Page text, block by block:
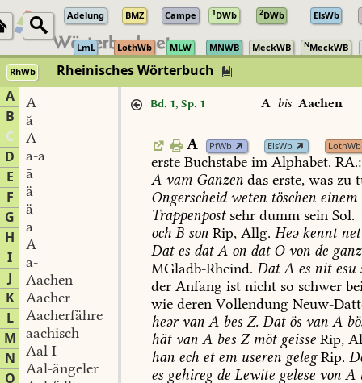
Adelung BMZ Campe 1DWb 2DWb ElsWb
LmL LothWb MLW MNWB MeckWB NMeckWB
RhWb
Rheinisches Wörterbuch
A
B
C
D
E
F
G
H
I
J
K
L
M
N
O
A
ă
A
a-a
ā
ä
ä
a
A
a-
Aachen
Aacher
Aacherfähre
aachisch
Aal I
Aal-ängeler
Bd. 1, Sp. 1 A bis Aachen
A PfWb ElsWb LothWb
erste Buchstabe im Alphabet. RA.:
A vam Ganzen das erste, was zu
Ongerscheidweten töschen einem
Trappenpostsehr dumm sein Sol.
och B son Rip, Allg. Heəkenntnet
Dates datA on datOvon de
MGladb-Rheind. DatA es nitesu
der Anfang ist nicht so schwer
wie deren Vollendung Neuw-
heərvan A bes Z. Datös van A
hätvan A bes Zmötgeisse Rip,
han ech etem useren gelegRip.
es gehiregde Lewite gelese von A